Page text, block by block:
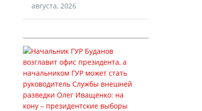
августа, 2026